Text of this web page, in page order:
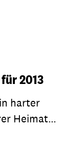
2013
harter
Heimat…